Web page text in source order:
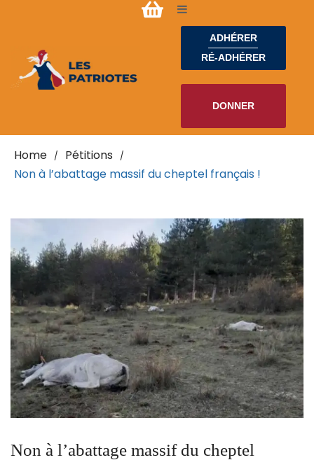
ADHÉRER
RÉ-ADHÉRER
DONNER
Home / Pétitions /
Non à l’abattage massif du cheptel français !
Non à l’abattage massif du cheptel